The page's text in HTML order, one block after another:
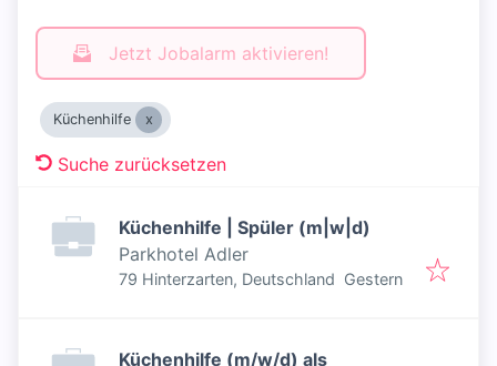
Jetzt Jobalarm aktivieren!
Küchenhilfe
Suche zurücksetzen
Küchenhilfe | Spüler (m|w|d)
Parkhotel Adler
79 Hinterzarten, Deutschland Veröffentlicht:
Gestern
Küchenhilfe (m/w/d) als